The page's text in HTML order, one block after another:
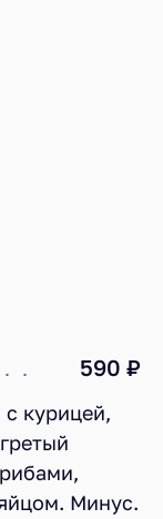
590 ₽
курицей,
Минус.